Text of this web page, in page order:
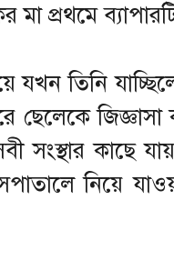
প্রথমে
যখন তিনি
ছেলেকে জিজ্ঞাসা
সংস্থার কাছে
নিয়ে